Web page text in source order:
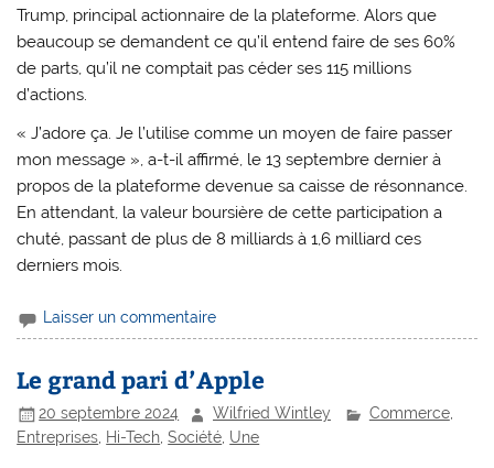
Trump, principal actionnaire de la plateforme. Alors que
beaucoup se demandent ce qu’il entend faire de ses 60%
de parts, qu’il ne comptait pas céder ses 115 millions
d’actions.
« J’adore ça. Je l’utilise comme un moyen de faire passer
mon message », a-t-il affirmé, le 13 septembre dernier à
propos de la plateforme devenue sa caisse de résonnance.
En attendant, la valeur boursière de cette participation a
chuté, passant de plus de 8 milliards à 1,6 milliard ces
derniers mois.
Laisser un commentaire
Le grand pari d’Apple
20 septembre 2024 Wilfried Wintley Commerce,
Entreprises Hi-Tech ,Société Une